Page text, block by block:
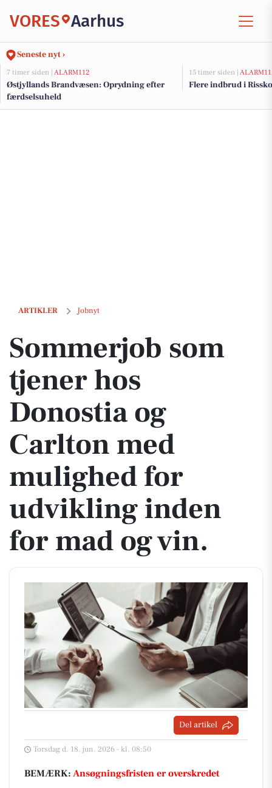
VORES Aarhus
Seneste nyt ›
7 timer siden | ALARM112
Østjyllands Brandvæsen: Oprydning efter
færdselsuheld
15 timer siden |
Flere indbrud i
ARTIKLER Jobnyt
Sommerjob som tjener hos Donostia og Carlton med mulighed for
Sommerjob som
tjener hos
Donostia og
Carlton med
mulighed for
udvikling inden
for mad og vin.
Del artikel
Torsdag d. 18. jun. 2026 - kl. 08:50
BEMÆRK: Ansøgningsfristen er overskredet